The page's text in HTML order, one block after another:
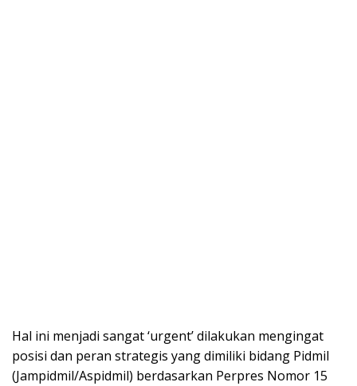
Hal ini menjadi sangat ‘urgent’ dilakukan mengingat
posisi dan peran strategis yang dimiliki bidang Pidmil
(Jampidmil/Aspidmil) berdasarkan Perpres Nomor 15